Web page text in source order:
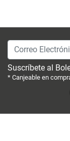
Correo Electrónico
Suscríbete al
* Canjeable en